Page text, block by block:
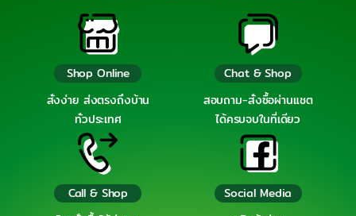
Shop Online
สั่งง่าย ส่งตรงถึงบ้าน
ทั่วประเทศ
Chat & Shop
สอบถาม-สั่งซื้อผ่านแชต
ได้ครบจบในที่เดียว
Call & Shop
Social Media